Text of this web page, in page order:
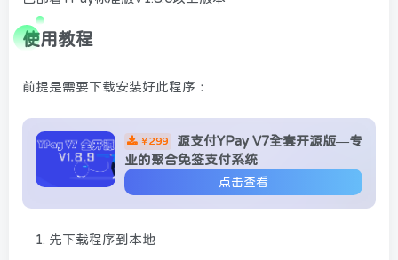
使用教程
前提是需要下载安装好此程序：
￥299
源支付YPay V7全套开源版—专
业的聚合免签支付系统
点击查看
先下载程序到本地